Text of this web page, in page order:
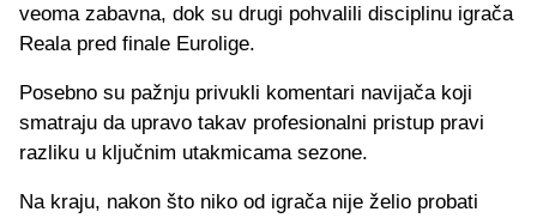
veoma zabavna, dok su drugi pohvalili disciplinu igrača
Reala pred finale Eurolige.
Posebno su pažnju privukli komentari navijača koji
smatraju da upravo takav profesionalni pristup pravi
razliku u ključnim utakmicama sezone.
Na kraju, nakon što niko od igrača nije želio probati